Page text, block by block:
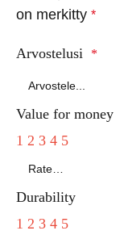
on merkitty *
Arvostelusi *
Value for money
1 2 3 4 5
Durability
1 2 3 4 5